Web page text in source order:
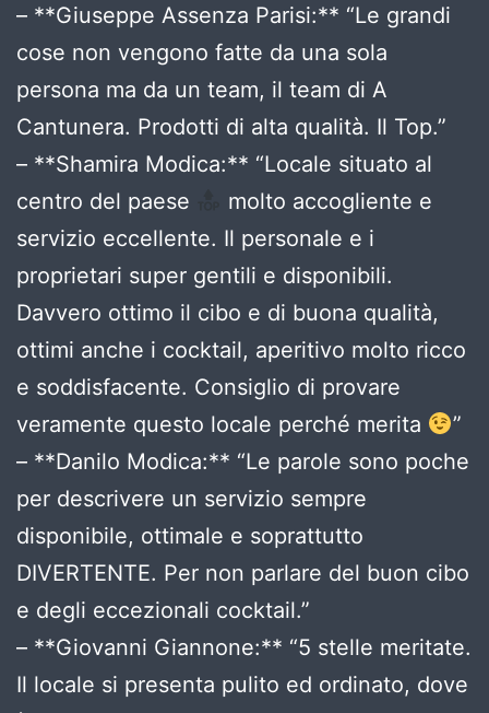
– **Giuseppe Assenza Parisi:** “Le grandi
cose non vengono fatte da una sola
persona ma da un team, il team di A
Cantunera. Prodotti di alta qualità. Il Top.”
– **Shamira Modica:** “Locale situato al
centro del paese
molto accogliente e
servizio eccellente. Il personale e i
proprietari super gentili e disponibili.
Davvero ottimo il cibo e di buona qualità,
ottimi anche i cocktail, aperitivo molto ricco
e soddisfacente. Consiglio di provare
veramente questo locale perché merita
”
– **Danilo Modica:** “Le parole sono poche
per descrivere un servizio sempre
disponibile, ottimale e soprattutto
DIVERTENTE. Per non parlare del buon cibo
e degli eccezionali cocktail.”
– **Giovanni Giannone:** “5 stelle meritate.
Il locale si presenta pulito ed ordinato, dove